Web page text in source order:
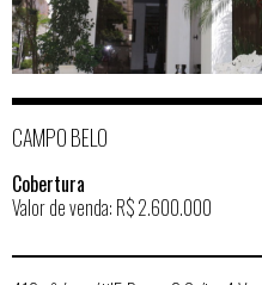
CAMPO BELO
Cobertura
Valor de venda: R$ 2.600.000